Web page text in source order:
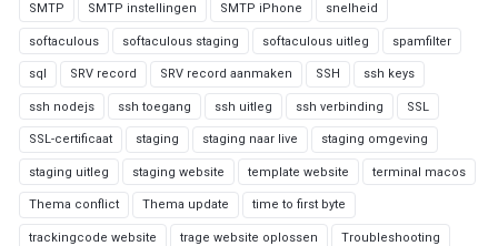
SMTP SMTP instellingen SMTP iPhone snelheid
softaculous softaculous staging softaculous uitleg spamfilter
sql SRV record SRV record aanmaken SSH ssh keys
ssh nodejs ssh toegang ssh uitleg ssh verbinding SSL
SSL-certificaat staging staging naar live staging omgeving
staging uitleg staging website template website terminal macos
Thema conflict Thema update time to first byte
trackingcode website trage website oplossen Troubleshooting